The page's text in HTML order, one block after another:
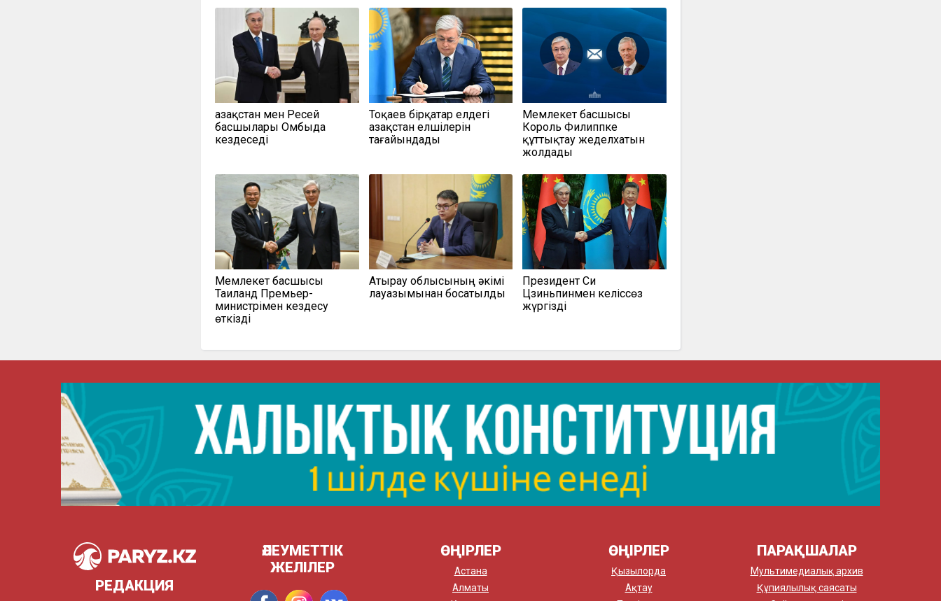
Қазақстан мен Ресей
басшылары Омбыда
кездеседі
Тоқаев бірқатар елдегі
Қазақстан елшілерін
тағайындады
Мемлекет басшысы
Король Филиппке
құттықтау жеделхатын
жолдады
Мемлекет басшысы
Таиланд Премьер-
министрімен кездесу
өткізді
Атырау облысының әкімі
лауазымынан босатылды
Президент Си
Цзиньпинмен келіссөз
жүргізді
РЕДАКЦИЯ
ӘЛЕУМЕТТІК
ЖЕЛІЛЕР
ӨҢІРЛЕР
Астана
Алматы
ӨҢІРЛЕР
Қызылорда
Ақтау
ПАРАҚШАЛАР
Мультимедиалық архив
Құпиялылық саясаты